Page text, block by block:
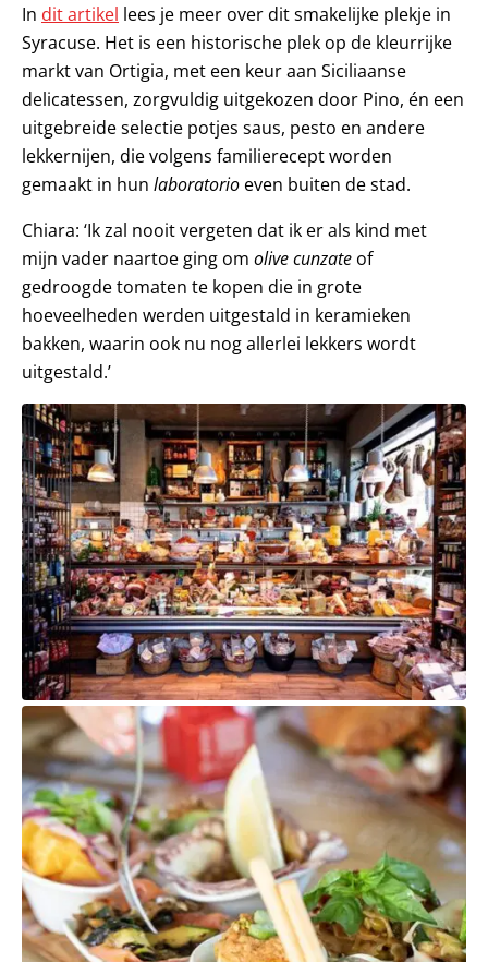
In dit artikel lees je meer over dit smakelijke plekje in
Syracuse. Het is een historische plek op de kleurrijke
markt van Ortigia, met een keur aan Siciliaanse
delicatessen, zorgvuldig uitgekozen door Pino, én een
uitgebreide selectie potjes saus, pesto en andere
lekkernijen, die volgens familierecept worden
gemaakt in hun laboratorio even buiten de stad.
Chiara: ‘Ik zal nooit vergeten dat ik er als kind met
mijn vader naartoe ging om olive cunzate of
gedroogde tomaten te kopen die in grote
hoeveelheden werden uitgestald in keramieken
bakken, waarin ook nu nog allerlei lekkers wordt
uitgestald.’